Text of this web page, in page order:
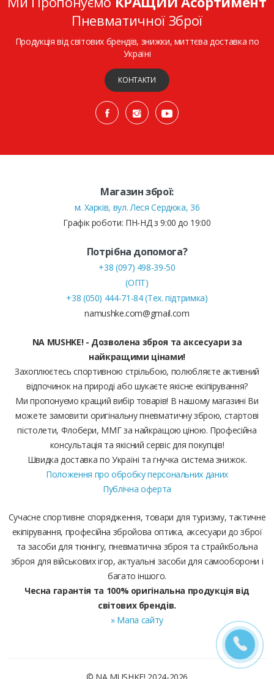
Пневматичної Зброї
Продукція від світових брендів, знижки, миттєва доставка по
Україні
КОНТАКТИ
Магазин зброї:
м. Харків, вул. Леся Сердюка, 36
Графік роботи: ПН-НД з 9:00 до 19:00
Потрібна допомога?
+38 (097) 498-39-50
(ОПТ)
+38 (050) 444-71-84 (Тех. підтримка)
namushke.com@gmail.com
NA MUSHKE! - Дозволена зброя та аксесуари за
найкращими цінами!
Захоплюєтесь спортивною стрільбою, полюбляєте активний
відпочинок на природі або шукаєте якісне екіпірування?
Ми пропонуємо кращий вибір товарів! В нашому магазині Ви
можете замовити оригінальну пневматичну зброю, стартові
пістолети, Флобери, ММГ за найкращою ціною. Професійна
консультація та якісний сервіс для покупців!
Швидка доставка по Україні та гнучка система знижок.
Положення про обробку персональних даних
Публічна оферта
Сучасне спортивне спорядження, товари для туризму, тактичне
екіпірування, професійна збройова оптика, аксесуари до зброї
та засоби для тюнінгу, пневматична зброя та страйкбольна
зброя для військових ігор, актуальні засоби для самооборони і
багато іншого.
Чесна гарантія та 100% оригінальна продукція від
світових брендів.
» Мапа сайту